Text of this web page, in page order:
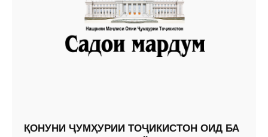
ҚОНУНИ ҶУМҲУРИИ ТОҶИКИСТОН ОИД БА